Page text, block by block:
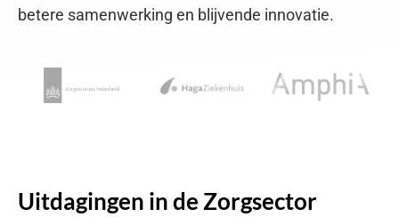
betere samenwerking en blijvende innovatie.
Uitdagingen in de Zorgsector